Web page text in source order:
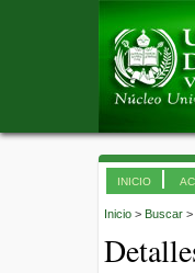
INICIO
Inicio > Buscar >